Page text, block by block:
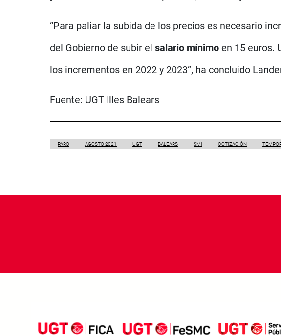
“Para paliar la subida de los precios es necesario
del Gobierno de subir el salario mínimo en 15 euros.
los incrementos en 2022 y 2023”, ha concluido
Fuente: UGT Illes Balears
PARO AGOSTO 2021 UGT BALEARS SMI COTIZACIÓN